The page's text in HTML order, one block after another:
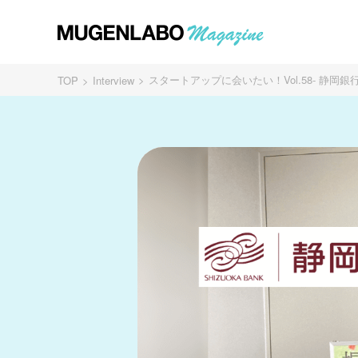
TOP Interview スタートアップに会いたい！Vol.58- 静岡銀